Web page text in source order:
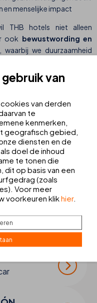
menselijke impact
THB hotels niet alleen
ook bewustwording en
, waarbij we duurzaamheid
wanneer je ze volhoudt,
maken. Daarom blijven we
ons
meer verantwoordelijk,
van
van derden
te
kenmerken,
geografisch gebied,
diensten en de
doel de inhoud
te tonen die
dit op basis van een
(zoals
Voor meer
voorkeuren klikhier.